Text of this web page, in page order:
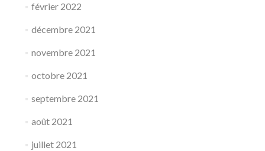
février 2022
décembre 2021
novembre 2021
octobre 2021
septembre 2021
août 2021
juillet 2021